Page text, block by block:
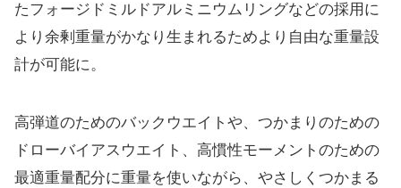
たフォージドミルドアルミニウムリングなどの採用 に
より余剰重量がかなり生まれるためより自由な重量設
計が可能に。
高弾道のためのバックウエイトや、 つかまりのための
ドローバイアスウエイト、 高慣性モーメントのための
最適重量配分に重量を使いながら、 やさしくつかまる